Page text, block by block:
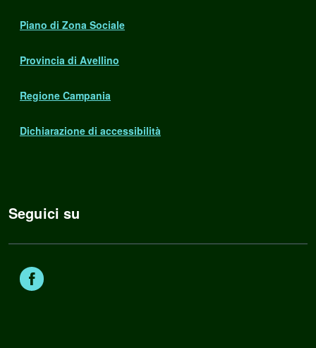
Piano di Zona Sociale
Provincia di Avellino
Regione Campania
Dichiarazione di accessibilità
Seguici su